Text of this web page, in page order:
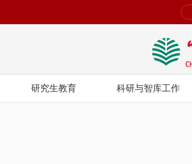
研究生教育 科研与智库工作